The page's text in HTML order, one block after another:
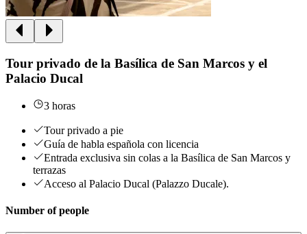
Tour privado de la Basílica de San Marcos y el
Palacio Ducal
3 horas
Tour privado a pie
Guía de habla española con licencia
Entrada exclusiva sin colas a la Basílica de San Marcos y
terrazas
Acceso al Palacio Ducal (Palazzo Ducale).
Number of people